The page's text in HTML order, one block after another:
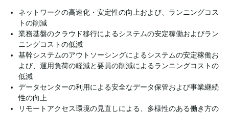
ネットワークの高速化・安定性の向上および、ランニングコス
トの削減
業務基盤のクラウド移行によるシステムの安定稼働およびラン
ニングコストの低減
基幹システムのアウトソーシングによるシステムの安定稼働お
よび、運用負荷の軽減と要員の削減によるランニングコストの
低減
データセンターの利用による安全なデータ保管および事業継続
性の向上
リモートアクセス環境の見直しによる、多様性のある働き方の